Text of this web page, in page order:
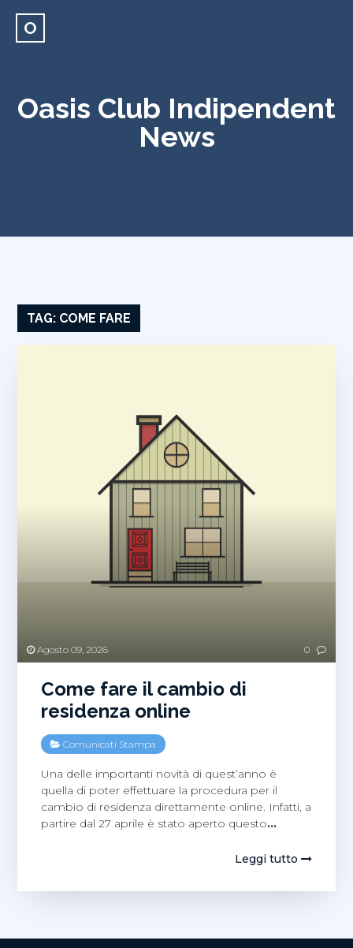
O
Oasis Club Indipendent
News
TAG: COME FARE
Agosto 09, 2026 0
Come fare il cambio di
residenza online
Comunicati Stampa
Una delle importanti novità di quest’anno è
quella di poter effettuare la procedura per il
cambio di residenza direttamente online. Infatti, a
partire dal 27 aprile è stato aperto questo…
Leggi tutto